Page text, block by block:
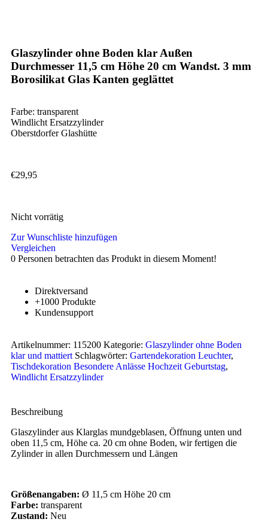
Glaszylinder ohne Boden klar Außen
Durchmesser 11,5 cm Höhe 20 cm Wandst. 3 mm
Borosilikat Glas Kanten geglättet
Farbe: transparent
Windlicht Ersatzzylinder
Oberstdorfer Glashütte
€29,95
Nicht vorrätig
Zur Wunschliste hinzufügen
Vergleichen
0 Personen betrachten das Produkt in diesem Moment!
Direktversand
+1000 Produkte
Kundensupport
Artikelnummer: 115200 Kategorie: Glaszylinder ohne Boden
klar und mattiert Schlagwörter: Gartendekoration Leuchter,
Tischdekoration Besondere Anlässe Hochzeit Geburtstag,
Windlicht Ersatzzylinder
Beschreibung
Glaszylinder aus Klarglas mundgeblasen, Öffnung unten und
oben 11,5 cm, Höhe ca. 20 cm ohne Boden, wir fertigen die
Zylinder in allen Durchmessern und Längen
Größenangaben: Ø 11,5 cm Höhe 20 cm
Farbe: transparent
Zustand: Neu